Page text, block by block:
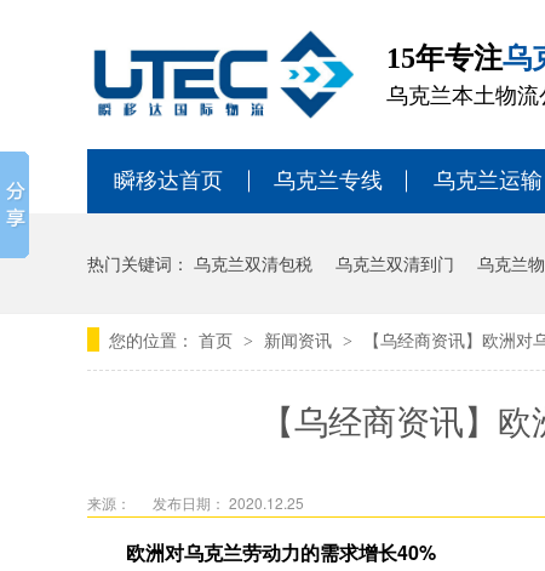
15年专注乌
乌克兰本土物流
瞬移达首页 乌克兰专线 乌克兰运输
热门关键词： 乌克兰双清包税 乌克兰双清到门 乌克兰
您的位置： 首页 > 新闻资讯 > 【乌经商资讯】欧洲
【乌经商资讯】
来源： 发布日期： 2020.12.25
欧洲对乌克兰劳动力的需求增长40%